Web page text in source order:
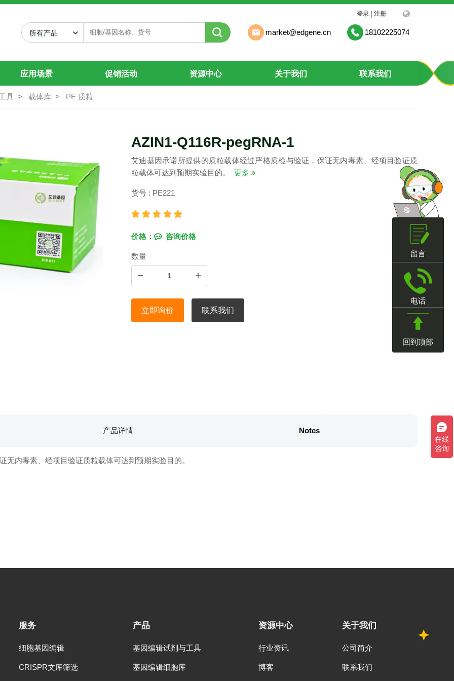
所有产品 market@edgene.cn 18102225074
登录 | 注册
应用场景 促销活动 资源中心 关于我们 联系我们
具 载体库 PE 质粒
AZIN1-Q116R-pegRNA-1
艾迪基因承诺所提供的质粒载体经过严格质检与验证，保证无内毒素、经项目验证质
粒载体可达到预期实验目的。
更多
货号 : PE221
价格： 咨询价格
数量
立即询价 联系我们
产品详情 Notes
内毒素、经项目验证质粒载体可达到预期实验目的。
留言
电话
回到顶部
服务
细胞基因编辑
CRISPR文库筛选
产品
基因编辑试剂与工具
基因编辑细胞库
资源中心
行业资讯
博客
关于我们
公司简介
联系我们